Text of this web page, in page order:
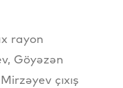
rayon
Göyəzən
çıxış